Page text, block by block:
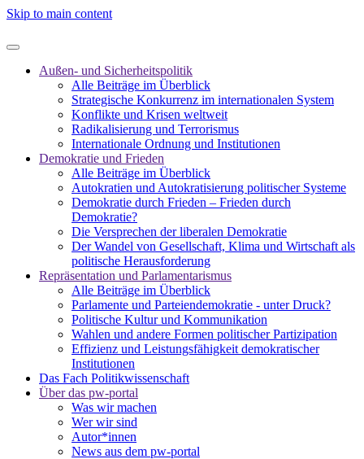
Skip to main content
Außen- und Sicherheitspolitik
Alle Beiträge im Überblick
Strategische Konkurrenz im internationalen System
Konflikte und Krisen weltweit
Radikalisierung und Terrorismus
Internationale Ordnung und Institutionen
Demokratie und Frieden
Alle Beiträge im Überblick
Autokratien und Autokratisierung politischer Systeme
Demokratie durch Frieden – Frieden durch
Demokratie?
Die Versprechen der liberalen Demokratie
Der Wandel von Gesellschaft, Klima und Wirtschaft als
politische Herausforderung
Repräsentation und Parlamentarismus
Alle Beiträge im Überblick
Parlamente und Parteiendemokratie - unter Druck?
Politische Kultur und Kommunikation
Wahlen und andere Formen politischer Partizipation
Effizienz und Leistungsfähigkeit demokratischer
Institutionen
Das Fach Politikwissenschaft
Über das pw-portal
Was wir machen
Wer wir sind
Autor*innen
News aus dem pw-portal